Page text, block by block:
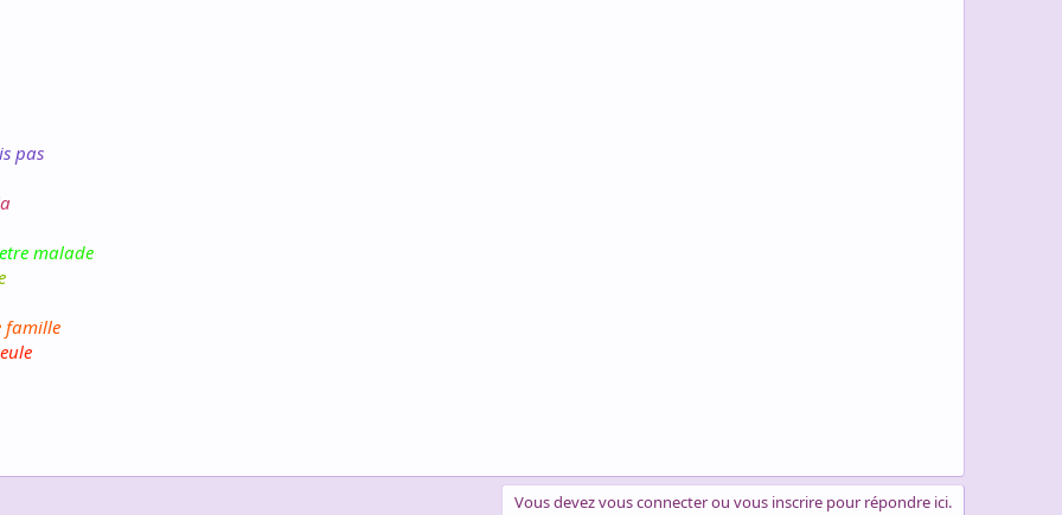
is pas
a
etre malade
famille
eule
Vous devez vous connecter ou vous inscrire pour répondre ici.